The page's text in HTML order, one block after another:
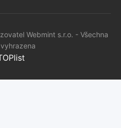
Webmint s.r.o. - Všechna